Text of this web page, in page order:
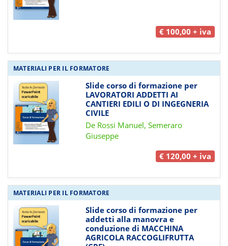
€ 100,00 + iva
MATERIALI PER IL FORMATORE
Slide corso di formazione per
LAVORATORI ADDETTI AI
CANTIERI EDILI O DI INGEGNERIA
CIVILE
De Rossi Manuel, Semeraro
Giuseppe
€ 120,00 + iva
MATERIALI PER IL FORMATORE
Slide corso di formazione per
addetti alla manovra e
conduzione di MACCHINA
AGRICOLA RACCOGLIFRUTTA